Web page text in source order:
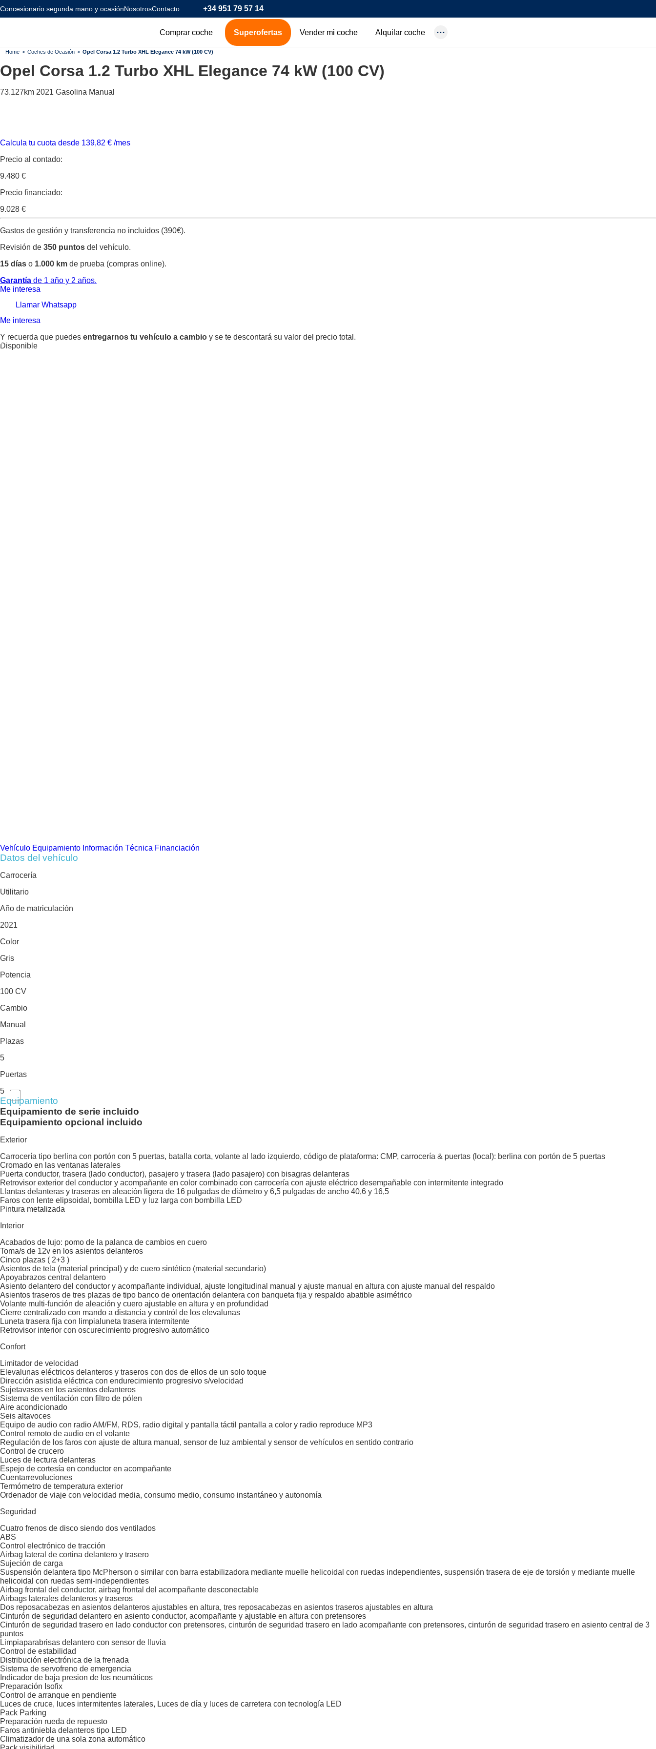
Concesionario segunda mano y ocasiónNosotrosContacto +34 951 79 57 14
Comprar coche
Todos los coches de ocasión
Coches Km0
Superofertas Vender mi coche Alquilar coche
Home > Coches de Ocasión > Opel Corsa 1.2 Turbo XHL Elegance 74 kW (100 CV)
Opel Corsa 1.2 Turbo XHL Elegance 74 kW (100 CV)
73.127km 2021 Gasolina Manual
Calcula tu cuota desde 139,82 € /mes
Precio al contado:
9.480 €
Precio financiado:
9.028 €
Gastos de gestión y transferencia no incluidos (390€).
Revisión de 350 puntos del vehículo.
15 días o 1.000 km de prueba (compras online).
Garantía de 1 año y 2 años.
Me interesa
Llamar Whatsapp
Me interesa
Y recuerda que puedes entregarnos tu vehículo a cambio y se te descontará su valor del precio total.
Disponible
Vehículo Equipamiento Información Técnica Financiación
Datos del vehículo
Carrocería
Utilitario
Año de matriculación
2021
Color
Gris
Potencia
100 CV
Cambio
Manual
Plazas
5
Puertas
5
Equipamiento
Equipamiento de serie incluido
Equipamiento opcional incluido
Exterior
Carrocería tipo berlina con portón con 5 puertas, batalla corta, volante al lado izquierdo, código de plataforma: CMP, carrocería & puertas (local): berlina con portón de 5 puertas
Cromado en las ventanas laterales
Puerta conductor, trasera (lado conductor), pasajero y trasera (lado pasajero) con bisagras delanteras
Retrovisor exterior del conductor y acompañante en color combinado con carrocería con ajuste eléctrico desempañable con intermitente integrado
Llantas delanteras y traseras en aleación ligera de 16 pulgadas de diámetro y 6,5 pulgadas de ancho 40,6 y 16,5
Faros con lente elipsoidal, bombilla LED y luz larga con bombilla LED
Pintura metalizada
Interior
Acabados de lujo: pomo de la palanca de cambios en cuero
Toma/s de 12v en los asientos delanteros
Cinco plazas ( 2+3 )
Asientos de tela (material principal) y de cuero sintético (material secundario)
Apoyabrazos central delantero
Asiento delantero del conductor y acompañante individual, ajuste longitudinal manual y ajuste manual en altura con ajuste manual del respaldo
Asientos traseros de tres plazas de tipo banco de orientación delantera con banqueta fija y respaldo abatible asimétrico
Volante multi-función de aleación y cuero ajustable en altura y en profundidad
Cierre centralizado con mando a distancia y contról de los elevalunas
Luneta trasera fija con limpialuneta trasera intermitente
Retrovisor interior con oscurecimiento progresivo automático
Confort
Limitador de velocidad
Elevalunas eléctricos delanteros y traseros con dos de ellos de un solo toque
Dirección asistida eléctrica con endurecimiento progresivo s/velocidad
Sujetavasos en los asientos delanteros
Sistema de ventilación con filtro de pólen
Aire acondicionado
Seis altavoces
Equipo de audio con radio AM/FM, RDS, radio digital y pantalla táctil pantalla a color y radio reproduce MP3
Control remoto de audio en el volante
Regulación de los faros con ajuste de altura manual, sensor de luz ambiental y sensor de vehículos en sentido contrario
Control de crucero
Luces de lectura delanteras
Espejo de cortesía en conductor en acompañante
Cuentarrevoluciones
Termómetro de temperatura exterior
Ordenador de viaje con velocidad media, consumo medio, consumo instantáneo y autonomía
Seguridad
Cuatro frenos de disco siendo dos ventilados
ABS
Control electrónico de tracción
Airbag lateral de cortina delantero y trasero
Sujeción de carga
Suspensión delantera tipo McPherson o similar con barra estabilizadora mediante muelle helicoidal con ruedas independientes, suspensión trasera de eje de torsión y mediante muelle
helicoidal con ruedas semi-independientes
Airbag frontal del conductor, airbag frontal del acompañante desconectable
Airbags laterales delanteros y traseros
Dos reposacabezas en asientos delanteros ajustables en altura, tres reposacabezas en asientos traseros ajustables en altura
Cinturón de seguridad delantero en asiento conductor, acompañante y ajustable en altura con pretensores
Cinturón de seguridad trasero en lado conductor con pretensores, cinturón de seguridad trasero en lado acompañante con pretensores, cinturón de seguridad trasero en asiento central de 3
puntos
Limpiaparabrisas delantero con sensor de lluvia
Control de estabilidad
Distribución electrónica de la frenada
Sistema de servofreno de emergencia
Indicador de baja presion de los neumáticos
Preparación Isofix
Control de arranque en pendiente
Luces de cruce, luces intermitentes laterales, Luces de día y luces de carretera con tecnología LED
Pack Parking
Preparación rueda de repuesto
Faros antiniebla delanteros tipo LED
Climatizador de una sola zona automático